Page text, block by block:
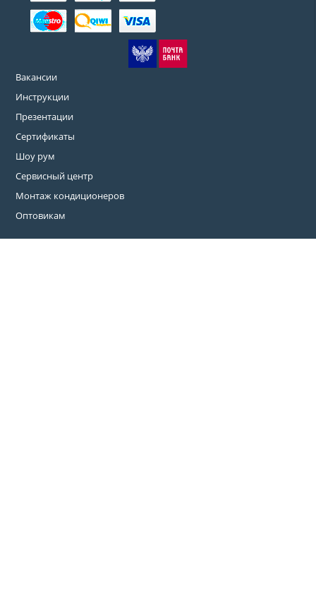
Вакансии
Инструкции
Презентации
Сертификаты
Шоу рум
Сервисный центр
Монтаж кондиционеров
Оптовикам